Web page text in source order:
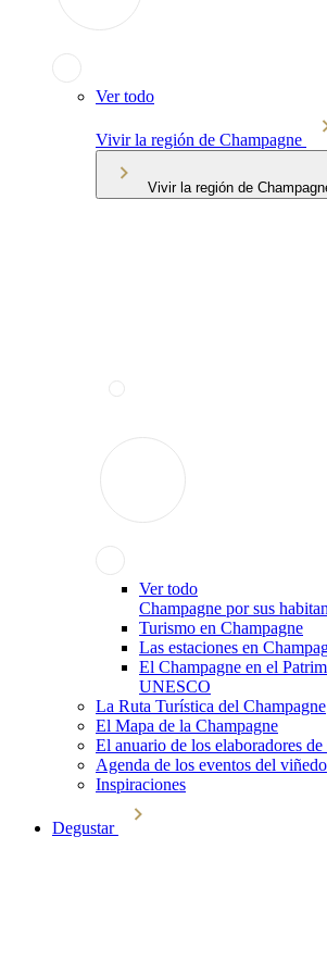
Ver todo
Vivir la región de Champagne
Vivir la región de
Ver todo
Champagne por sus
Turismo en Champagne
Las estaciones en
El Champagne en el
UNESCO
La Ruta Turística del Champagne
El Mapa de la Champagne
El anuario de los elaboradores
Agenda de los eventos del viñedo
Inspiraciones
Degustar